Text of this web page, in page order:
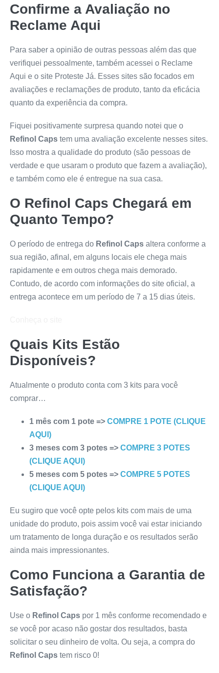
Confirme a Avaliação no
Reclame Aqui
Para saber a opinião de outras pessoas além das que
verifiquei pessoalmente, também acessei o Reclame
Aqui e o site Proteste Já. Esses sites são focados em
avaliações e reclamações de produto, tanto da eficácia
quanto da experiência da compra.
Fiquei positivamente surpresa quando notei que o
Refinol Caps tem uma avaliação excelente nesses sites.
Isso mostra a qualidade do produto (são pessoas de
verdade e que usaram o produto que fazem a avaliação),
e também como ele é entregue na sua casa.
O Refinol Caps Chegará em
Quanto Tempo?
O período de entrega do Refinol Caps altera conforme a
sua região, afinal, em alguns locais ele chega mais
rapidamente e em outros chega mais demorado.
Contudo, de acordo com informações do site oficial, a
entrega acontece em um período de 7 a 15 dias úteis.
Quais Kits Estão
Disponíveis?
Atualmente o produto conta com 3 kits para você
comprar…
1 mês com 1 pote => COMPRE 1 POTE (CLIQUE
AQUI)
3 meses com 3 potes => COMPRE 3 POTES
(CLIQUE AQUI)
5 meses com 5 potes => COMPRE 5 POTES
(CLIQUE AQUI)
Eu sugiro que você opte pelos kits com mais de uma
unidade do produto, pois assim você vai estar iniciando
um tratamento de longa duração e os resultados serão
ainda mais impressionantes.
Como Funciona a Garantia de
Satisfação?
Use o Refinol Caps por 1 mês conforme recomendado e
se você por acaso não gostar dos resultados, basta
solicitar o seu dinheiro de volta. Ou seja, a compra do
Refinol Caps tem risco 0!